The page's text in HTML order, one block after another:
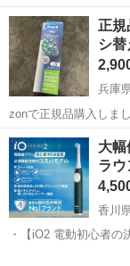
大阪 枚方市 美
正
シ替
兵庫
zonで正規品購入しま
間違えて購…
兵庫 神戸市
大
ラ
香川
・【iO2 電動初心者